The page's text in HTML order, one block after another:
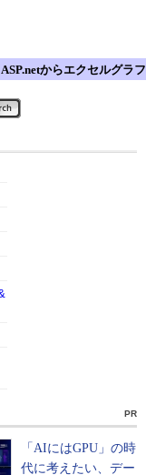
ASP.netからエクセルグラフ
PR